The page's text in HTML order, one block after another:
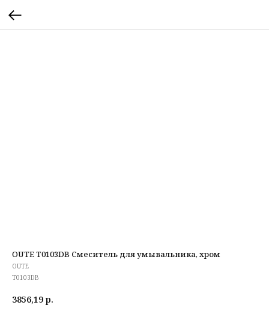
OUTE T0103DB Смеситель для умывальника, хром
OUTE
T0103DB
3856,19 р.